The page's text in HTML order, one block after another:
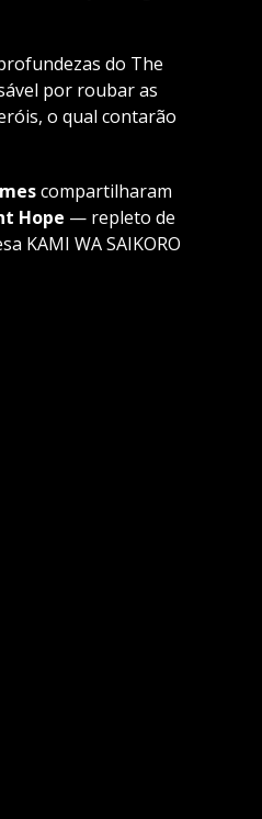
do The
por roubar as
o qual contarão
compartilharam
Hope — repleto de
KAMI WA SAIKORO